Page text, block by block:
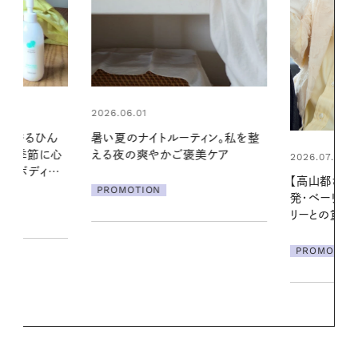
ン。私を整
ケア
2026.07.21
発・ベーリングの腕時計】 アクセサ
2026.06.01
の一日。汗ば